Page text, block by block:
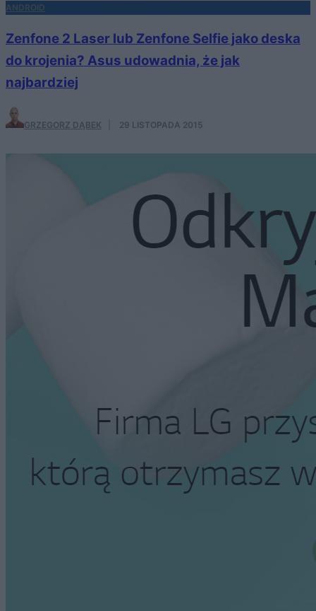
ANDROID
Zenfone 2 Laser lub Zenfone Selfie jako deska
do krojenia? Asus udowadnia, że jak
najbardziej
GRZEGORZ DĄBEK 29 LISTOPADA 2015